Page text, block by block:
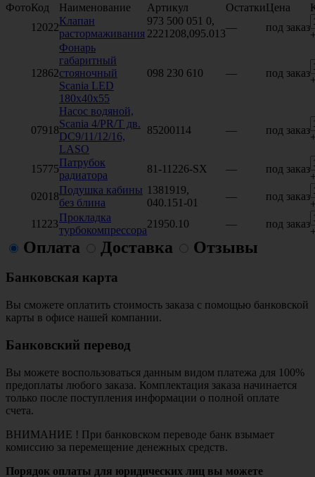
ФотоКод Наименование Артикул ОстаткиЦена
12022
Клапан
растормаживания
973 500 051 0,
2221208,095.013
— под заказ
12862
Фонарь
габаритный
стояночный
Scania LED
180x40x55
098 230 610 — под заказ
07918
Насос водяной,
Scania 4/PR/T дв.
DC9/11/12/16,
LASO
85200114 — под заказ
15775
Патрубок
радиатора
81-11226-SX — под заказ
02018
Подушка кабины
без блина
1381919,
040.151-01
— под заказ
11223
Прокладка
турбокомпрессора
21950.10 — под заказ
Оплата Доставка Отзывы
Банковская карта
Вы сможете оплатить стоимость заказа с помощью банковской
карты в офисе нашей компании.
Банковский перевод
Вы можете воспользоваться данным видом платежа для 100%
предоплаты любого заказа. Комплектация заказа начинается
только после поступления информации о полной оплате
счета.
ВНИМАНИЕ ! При банковском переводе банк взымает
комиссию за перемещение денежных средств.
Порядок оплаты для юридических лиц вы можете